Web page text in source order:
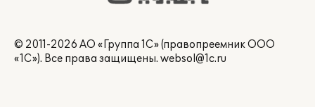
© 2011-2026 АО «Группа 1С» (правопреемник ООО
«1С»). Все права защищены. websol@1c.ru